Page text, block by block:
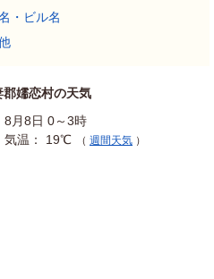
・ビル名
郡嬬恋村の天気
8月8日 0～3時
気温： 19℃
（ 週間天気 ）